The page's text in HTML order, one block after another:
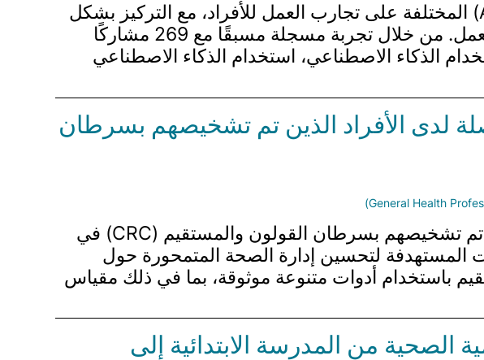
تبحث الدراسة في التأثيرات النفسية لطرق استخدام الذكاء الاصطناعي (AI) المختلفة على تجارب العمل للأفراد، مع التركيز بشكل
خاص على الكفاءة الذاتية، وملكية مخرجات المهام، والمعنى المدرك في العمل. من خلال تجربة مسجلة مسبقًا مع 269 مشاركًا
عدم استخدام الذكاء الاصطناعي، استخدام الذكاء الاصطناعي
لدى الأفراد الذين تم تشخيصهم بسرطان
تدرس هذه الدراسة محو الأمية الصحية الإلكترونية (eHL) بين الأفراد الذين تم تشخيصهم بسرطان القولون والمستقيم (CRC) في
المستهدفة لتحسين إدارة الصحة المتمحورة حول
القولون والمستقيم باستخدام أدوات متنوعة موثوقة، بما في ذلك مقياس
الصحية من المدرسة الابتدائية إلى